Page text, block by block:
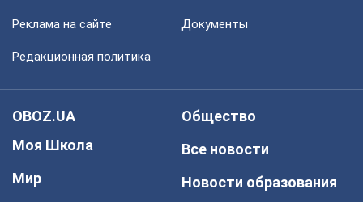
Реклама на сайте Документы
Редакционная политика
OBOZ.UA
Моя Школа
Мир
Общество
Все новости
Новости образования